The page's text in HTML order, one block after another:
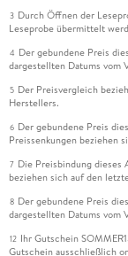
3 Durch Öffnen der
Leseprobe übermittelt
4 Der gebundene Preis
dargestellten Datums vom
5 Der Preisvergleich
Herstellers.
6 Der gebundene Preis
Preissenkungen beziehen
7 Die Preisbindung dieses
beziehen sich auf den
8 Der gebundene Preis
dargestellten Datums vom
12 Ihr Gutschein
Gutschein ausschließlich